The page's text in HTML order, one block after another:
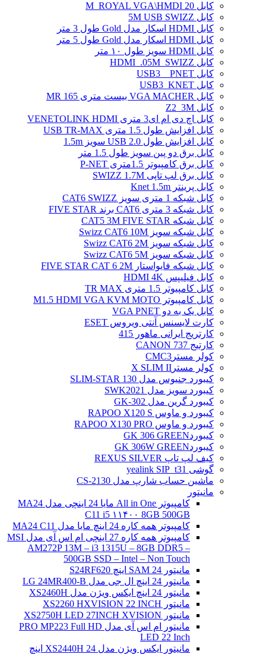
کابل 20 M_ROYAL VGA\HMDI
کابل 5M USB SWIZZ
کابل HDMI اسکار مدل Gold طول 3 متر
کابل HDMI اسکار مدل Gold طول 5 متر
کابل HDMI سویز طول ۱۰ متر
کابل HDMI_.05M_SWIZZ
کابل USB3 _ PNET
کابل USB3_KNET
کابل VGA MACHER بیست متری MR 165
کابل Z2_3M
کابل اچ دی ام ای3 متری VENETOLINK HDMI
کابل افزایش طول 1.5 متری USB TR-MAX
کابل افزایش طول USB 2.0 سویز 1.5m
کابل برق دو پین سویز طول 1.5 متر
کابل برق کامپیوتر 1.5ﻣﺘﺮی P-NET
کابل برق لپ تاپی SWIZZ 1.7M
کابل پرینتر Knet 1.5m
کابل شبکه 1 متری سویز CAT6 SWIZZ
کابل شبکه 3 متری CAT6 برند FIVE STAR
کابل شبکه CAT5 3M FIVE STAR
کابل شبکه سویز Swizz CAT6 10M
کابل شبکه سویز Swizz CAT6 2M
کابل شبکه سویز Swizz CAT6 5M
کابل شبکه فایواستار FIVE STAR CAT 6 2M
کابل فیلیپس HDMI 4K
کابل کامپیوتر 1.5 متری TR MAX
کابل کامپیوتر M1.5 HDMI VGA KVM MOTO
کابل یک به دو VGA PNET
کارت لایسنس آنتی ویروس ESET
کارتریج ایرانی ماهور 415
کارتیج 737 CANON
کولر مسترCMC3
کولر مسترX SLIM II
کیبورد جنیوس مدل SLIM-STAR 130
کیبورد سویز مدل SWK2021
کیبورد گرین مدل GK-302
کیبورد و ماوس RAPOO X120 S
کیبورد و ماوس RAPOO X130 PRO
کیبوردGK 306 GREEN
کیبوردGK 306W GREEN
کیف لپ تاپ REXUS SILVER
گوشی yealink SIP_t31
ماشین حساب شارپ مدل CS-2130
مانیتور
کامپیوتر All in One مایا 24 اینچی مدل MA24
C11 i5 ۱۱۴۰۰ 8GB 500GB
کامپیوتر همه کاره 24 اینچ مایا مدل MA24 C11
کامپیوتر همه کاره 27 اینچی ام اس آی مدل MSI
AM272P 13M – i3 1315U – 8GB DDR5 –
500GB SSD – Intel – Non Touch
مانیتور 24 SAM اینچ S24RF620
مانیتور 24 اینچ ال جی مدل LG 24MR400-B
مانیتور 24 اینچ ایکس ویژن مدل XS2460H
مانیتور XS2260 HXVISION 22 INCH
مانیتور XS2750H LED 27INCH XVISION
مانیتور ام اس آی مدل PRO MP223 Full HD
LED 22 Inch
مانیتور ایکس ویژن مدل XS2440H 24 اینچ